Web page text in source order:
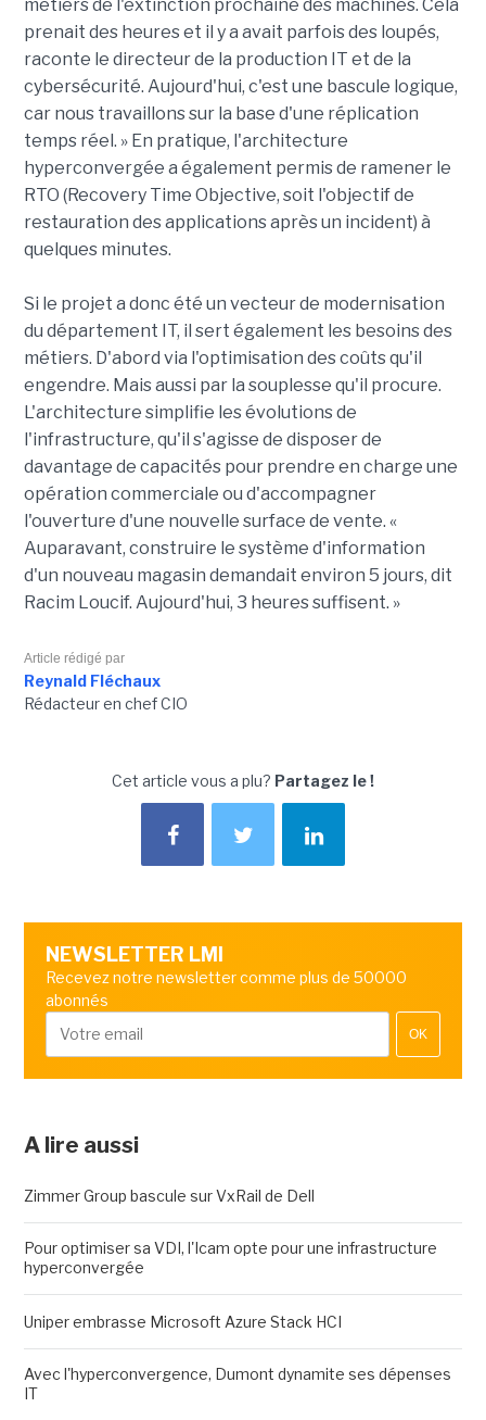
métiers de l'extinction prochaine des machines. Cela
prenait des heures et il y a avait parfois des loupés,
raconte le directeur de la production IT et de la
cybersécurité. Aujourd'hui, c'est une bascule logique,
car nous travaillons sur la base d'une réplication
temps réel. » En pratique, l'architecture
hyperconvergée a également permis de ramener le
RTO (Recovery Time Objective, soit l'objectif de
restauration des applications après un incident) à
quelques minutes.
Si le projet a donc été un vecteur de modernisation
du département IT, il sert également les besoins des
métiers. D'abord via l'optimisation des coûts qu'il
engendre. Mais aussi par la souplesse qu'il procure.
L'architecture simplifie les évolutions de
l'infrastructure, qu'il s'agisse de disposer de
davantage de capacités pour prendre en charge une
opération commerciale ou d'accompagner
l'ouverture d'une nouvelle surface de vente. «
Auparavant, construire le système d'information
d'un nouveau magasin demandait environ 5 jours, dit
Racim Loucif. Aujourd'hui, 3 heures suffisent. »
Article rédigé par
Reynald Fléchaux
Rédacteur en chef CIO
Cet article vous a plu? Partagez le !
NEWSLETTER LMI
Recevez notre newsletter comme plus de 50000
abonnés
OK
A lire aussi
Zimmer Group bascule sur VxRail de Dell
Pour optimiser sa VDI, l'Icam opte pour une infrastructure
hyperconvergée
Uniper embrasse Microsoft Azure Stack HCI
Avec l'hyperconvergence, Dumont dynamite ses dépenses
IT